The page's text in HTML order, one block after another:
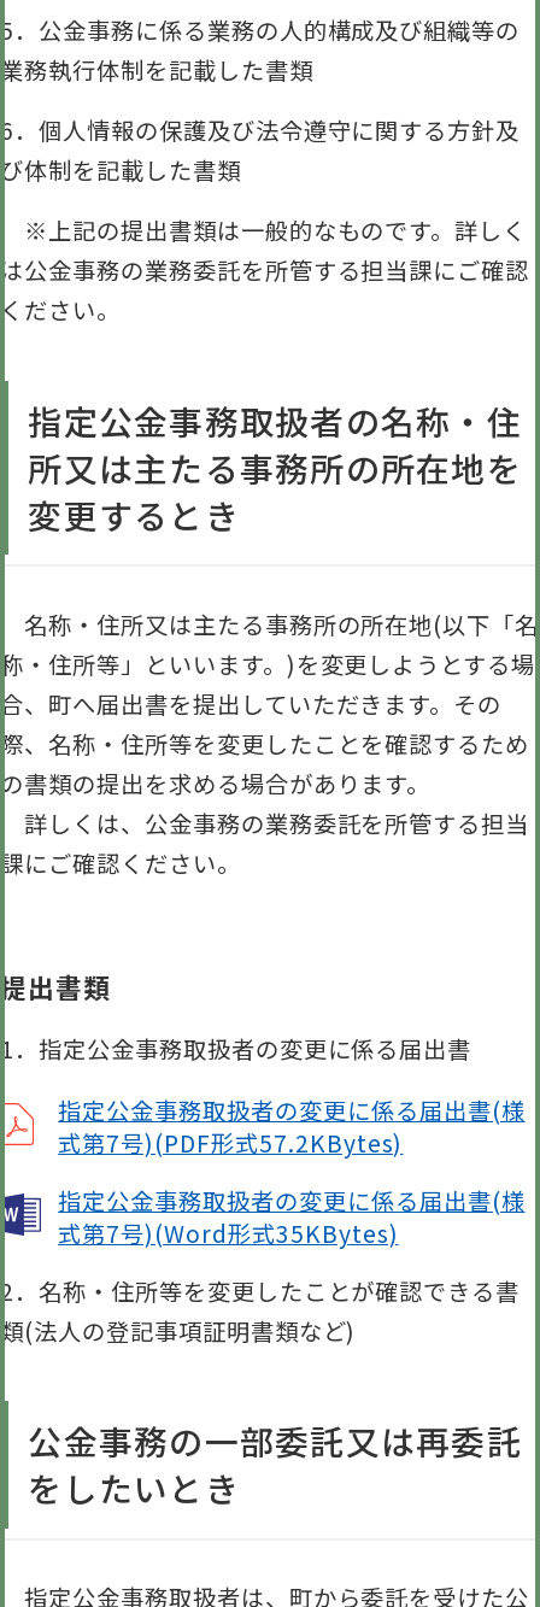
5．公金事務に係る業務の人的構成及び組織等の
業務執行体制を記載した書類
6．個人情報の保護及び法令遵守に関する方針及
び体制を記載した書類
※上記の提出書類は一般的なものです。詳しく
は公金事務の業務委託を所管する担当課にご確認
ください。
指定公金事務取扱者の名称・住
所又は主たる事務所の所在地を
変更するとき
名称・住所又は主たる事務所の所在地(以下「名
称・住所等」といいます。)を変更しようとする場
合、町へ届出書を提出していただきます。その
際、名称・住所等を変更したことを確認するため
の書類の提出を求める場合があります。
詳しくは、公金事務の業務委託を所管する担当
課にご確認ください。
提出書類
1．指定公金事務取扱者の変更に係る届出書
指定公金事務取扱者の変更に係る届出書(様
式第7号)(PDF形式57.2KBytes)
指定公金事務取扱者の変更に係る届出書(様
式第7号)(Word形式35KBytes)
2．名称・住所等を変更したことが確認できる書
類(法人の登記事項証明書類など)
公金事務の一部委託又は再委託
をしたいとき
指定公金事務取扱者は、町から委託を受けた公